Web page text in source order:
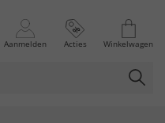
Aanmelden Acties Winkelwagen